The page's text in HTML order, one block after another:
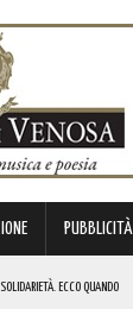
PUBBLICITÀ
ECCO QUANDO